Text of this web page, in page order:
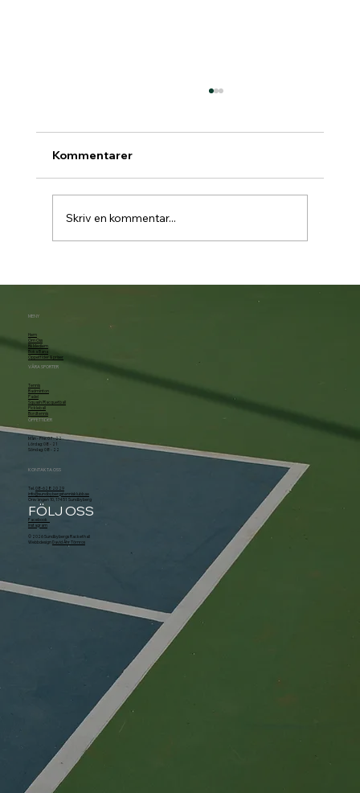
Kommentarer
Skriv en kommentar...
MENY
Hem
Om Oss
Bli Medlem
Boka Bana
Öppettider & priser
VÅRA SPORTER
Tennis
Badminton
Padel
Squash/Racquetball
Pickleball
Bordtennis
ÖPPETTIDER
Mån - Fre: 07 - 22
Lördag: 08 - 21
Söndag: 08 - 22
KONTAKTA OSS
Tel.
08-628 20 29
info@sundbybergstennisklubb.se
Örsvängen 10, 174 51 Sundbyberg
FÖLJ OSS
Facebook
Instagram
© 2026 Sundbybergs Rackethall
Webbdesign David Åhr Törnros